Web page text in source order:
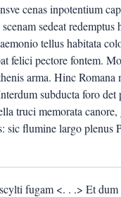
cenas inpotentium
sedeat redemptus
tellus habitata
felici pectore fontem.
arma. Hinc
subducta foro det
truci memorata
sic flumine largo plenus
fugam <. . .> Et dum